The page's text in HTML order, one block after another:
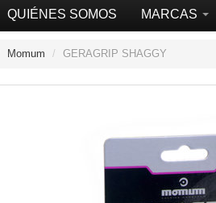
QUIÉNES SOMOS MARCAS
Momum / GERAGRIP SHAGGY